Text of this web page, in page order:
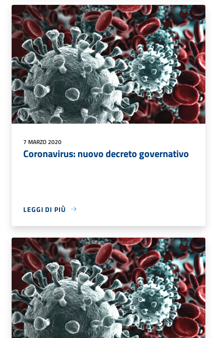
7 MARZO 2020
Coronavirus: nuovo decreto governativo
LEGGI DI PIÙ